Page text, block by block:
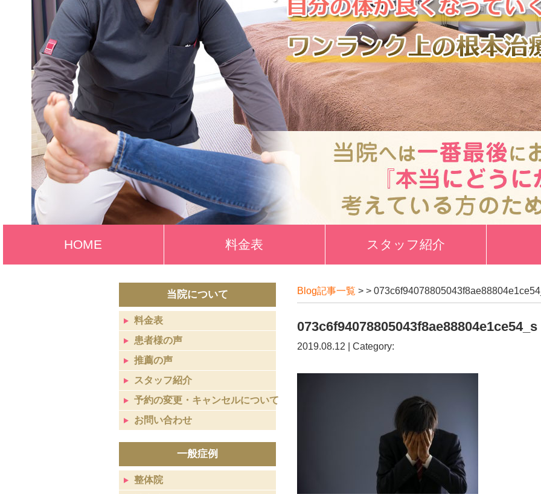
HOME 料金表 スタッフ紹介
Blog記事一覧 > >
073c6f94078805043f8ae88804e1ce54_s
2019.08.12 | Category:
当院について
料金表
患者様の声
推薦の声
スタッフ紹介
予約の変更・キャンセルについて
お問い合わせ
一般症例
整体院